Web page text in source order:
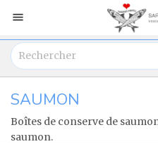

SAUMON
Boîtes de conserve de
saumon.